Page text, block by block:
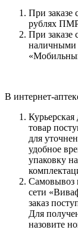
При заказе
рублях
При заказе
наличными
В интернет-
Курьерская
товар
для
удобное
упаковку
Самовывоз
сети
заказ
Для
назовите